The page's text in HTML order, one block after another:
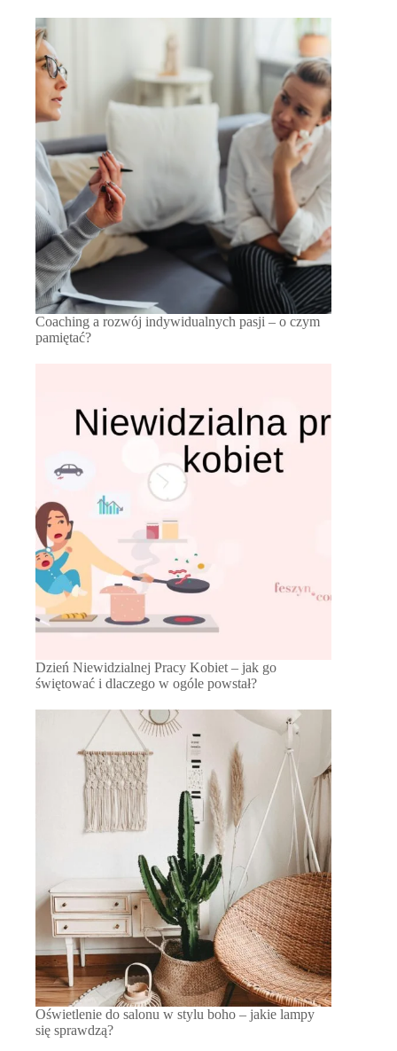
Coaching a rozwój indywidualnych pasji – o czym
pamiętać?
Dzień Niewidzialnej Pracy Kobiet – jak go
świętować i dlaczego w ogóle powstał?
Oświetlenie do salonu w stylu boho – jakie lampy
się sprawdzą?